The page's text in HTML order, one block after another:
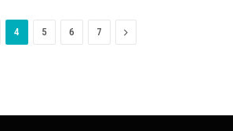
4 5 6 7 Next